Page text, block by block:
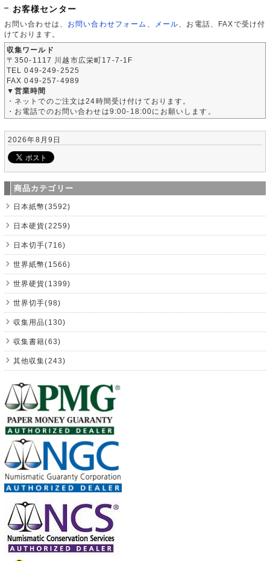
お客様センター
お問い合わせは、 お問い合わせフォーム メール 、お電話、FAXで受け付
けております。
収集ワールド
〒350-1117 川越市広栄町17-7-1F
TEL 049-249-2525
FAX 049-257-4989
▼営業時間
・ネットでのご注文は24時間受け付けております。
・お電話でのお問い合わせは9:00-18:00にお願いします。
2026年8月9日
商品カテゴリー
日本紙幣(3592)
日本硬貨(2259)
日本切手(716)
世界紙幣(1566)
世界硬貨(1399)
世界切手(98)
収集用品(130)
収集書籍(63)
其他収集(243)